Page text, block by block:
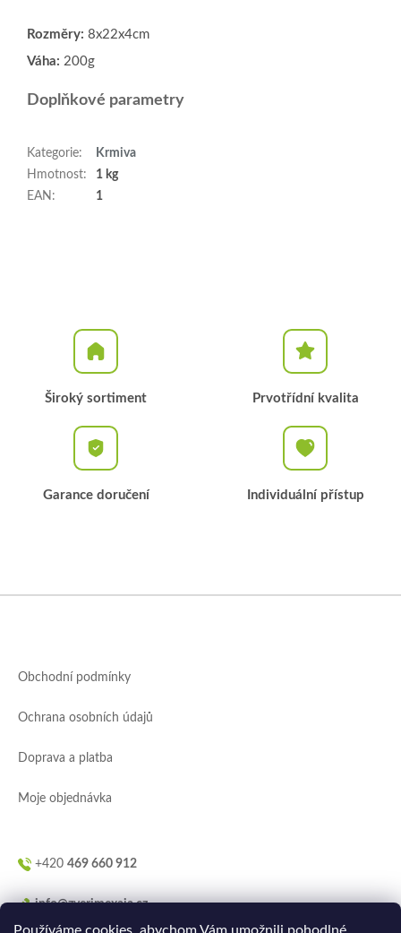
Rozměry: 8x22x4cm
Váha: 200g
Doplňkové parametry
Kategorie:
Krmiva
Hmotnost:
1 kg
EAN : 1
Široký sortiment Prvotřídní kvalita
Garance doručení Individuální přístup
Obchodní podmínky
Ochrana osobních údajů
Doprava a platba
Moje objednávka
+420 469 660 912
info@zverimexaja.cz